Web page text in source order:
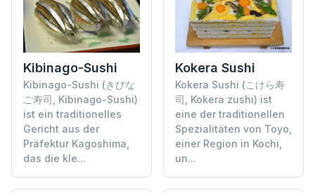
Kibinago-Sushi
Kibinago-Sushi (きびな
ご寿司, Kibinago-Sushi)
ist ein traditionelles
Gericht aus der
Präfektur Kagoshima,
das die kle...
Kokera Sushi
Kokera Sushi (こけら寿
司, Kokera zushi) ist
eine der traditionellen
Spezialitäten von Toyo,
einer Region in Kochi,
un...